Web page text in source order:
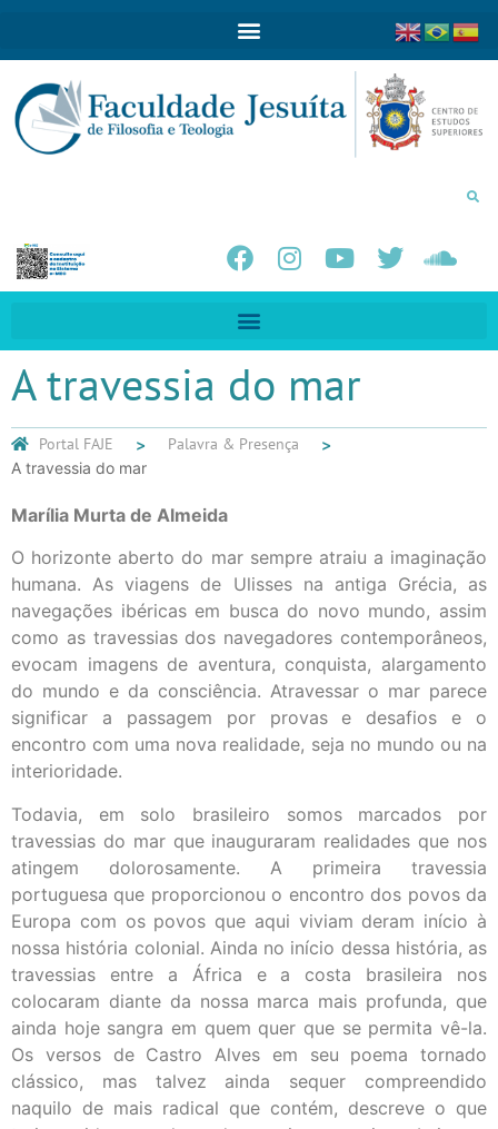
A travessia do mar
Portal FAJE Palavra & Presença
A travessia do mar
Marília Murta de Almeida
O horizonte aberto do mar sempre atraiu a imaginação
humana. As viagens de Ulisses na antiga Grécia, as
navegações ibéricas em busca do novo mundo, assim
como as travessias dos navegadores contemporâneos,
evocam imagens de aventura, conquista, alargamento
do mundo e da consciência. Atravessar o mar parece
significar a passagem por provas e desafios e o
encontro com uma nova realidade, seja no mundo ou na
interioridade.
Todavia, em solo brasileiro somos marcados por
travessias do mar que inauguraram realidades que nos
atingem dolorosamente. A primeira travessia
portuguesa que proporcionou o encontro dos povos da
Europa com os povos que aqui viviam deram início à
nossa história colonial. Ainda no início dessa história, as
travessias entre a África e a costa brasileira nos
colocaram diante da nossa marca mais profunda, que
ainda hoje sangra em quem quer que se permita vê-la.
Os versos de Castro Alves em seu poema tornado
clássico, mas talvez ainda sequer compreendido
naquilo de mais radical que contém, descreve o que